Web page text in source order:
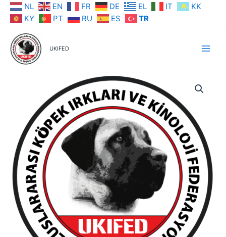
İçeriğe NL EN FR DE EL IT
KK
KY
PT RU ES TR
UKIFED